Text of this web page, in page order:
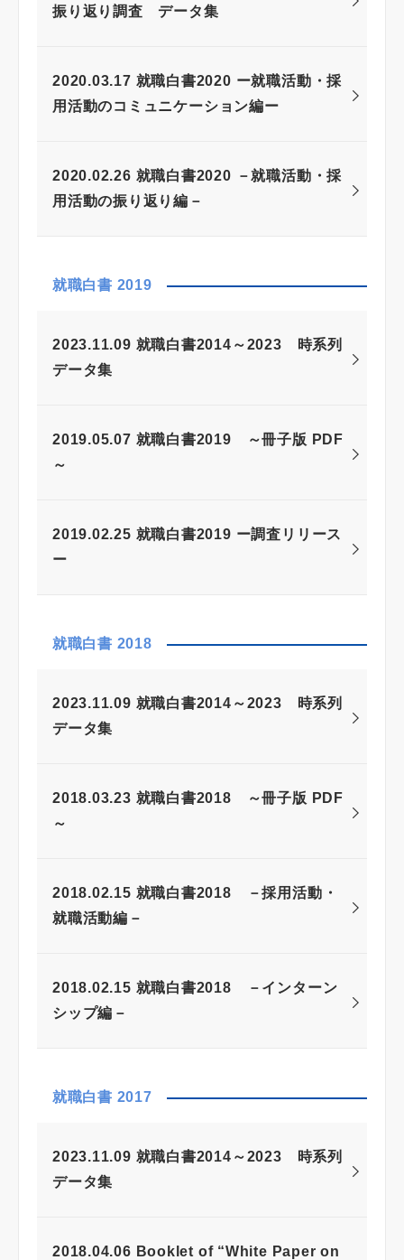
振り返り調査 データ集
2020.03.17 就職白書2020 ー就職活動・採
用活動のコミュニケーション編ー
2020.02.26 就職白書2020 －就職活動・採
用活動の振り返り編－
就職白書 2019
2023.11.09 就職白書2014～2023 時系列
データ集
2019.05.07 就職白書2019 ～冊子版 PDF
～
2019.02.25 就職白書2019 ー調査リリース
ー
就職白書 2018
2023.11.09 就職白書2014～2023 時系列
データ集
2018.03.23 就職白書2018 ～冊子版 PDF
～
2018.02.15 就職白書2018 －採用活動・
就職活動編－
2018.02.15 就職白書2018 －インターン
シップ編－
就職白書 2017
2023.11.09 就職白書2014～2023 時系列
データ集
2018.04.06 Booklet of “White Paper on